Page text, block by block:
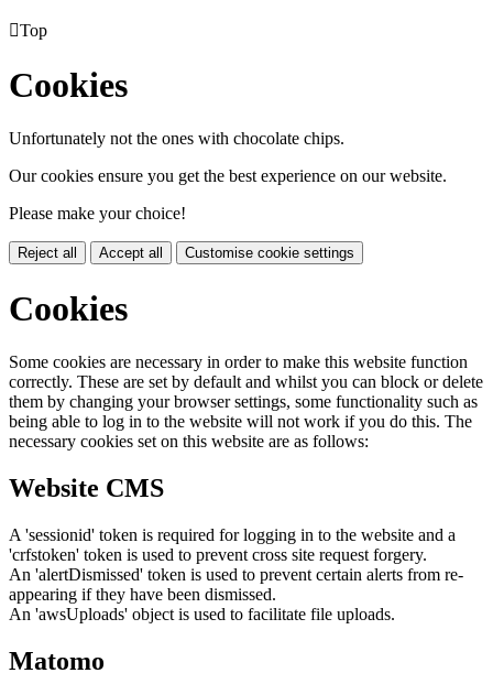
Top
Cookies
Unfortunately not the ones with chocolate chips.
Our cookies ensure you get the best experience on our website.
Please make your choice!
Reject all Accept all Customise cookie settings
Cookies
Some cookies are necessary in order to make this website function
correctly. These are set by default and whilst you can block or delete
them by changing your browser settings, some functionality such as
being able to log in to the website will not work if you do this. The
necessary cookies set on this website are as follows:
Website CMS
A 'sessionid' token is required for logging in to the website and a
'crfstoken' token is used to prevent cross site request forgery.
An 'alertDismissed' token is used to prevent certain alerts from re-
appearing if they have been dismissed.
An 'awsUploads' object is used to facilitate file uploads.
Matomo